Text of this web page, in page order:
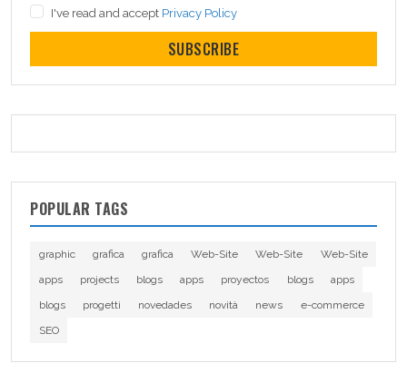
I've read and accept Privacy Policy
SUBSCRIBE
POPULAR TAGS
graphic grafica grafica Web-Site Web-Site
Web-Site
apps
projects blogs apps proyectos blogs
apps
blogs
progetti novedades novità news
e-commerce
SEO